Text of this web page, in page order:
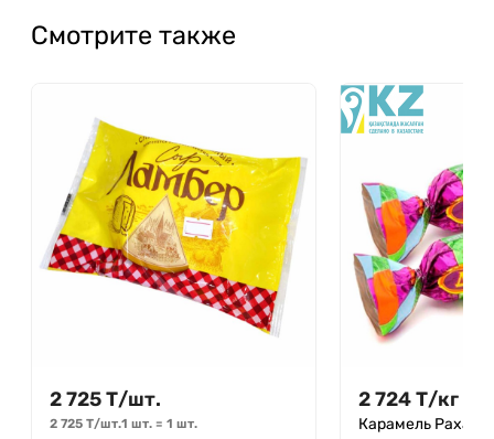
Смотрите также
2 725Т/шт.
2 725 Т/шт.1 шт. = 1 шт.
2 724Т/кг
Карамель Рахат